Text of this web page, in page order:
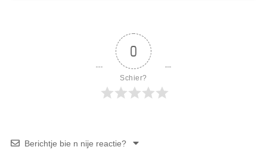
0
Schier?
Berichtje bie n nije reactie?